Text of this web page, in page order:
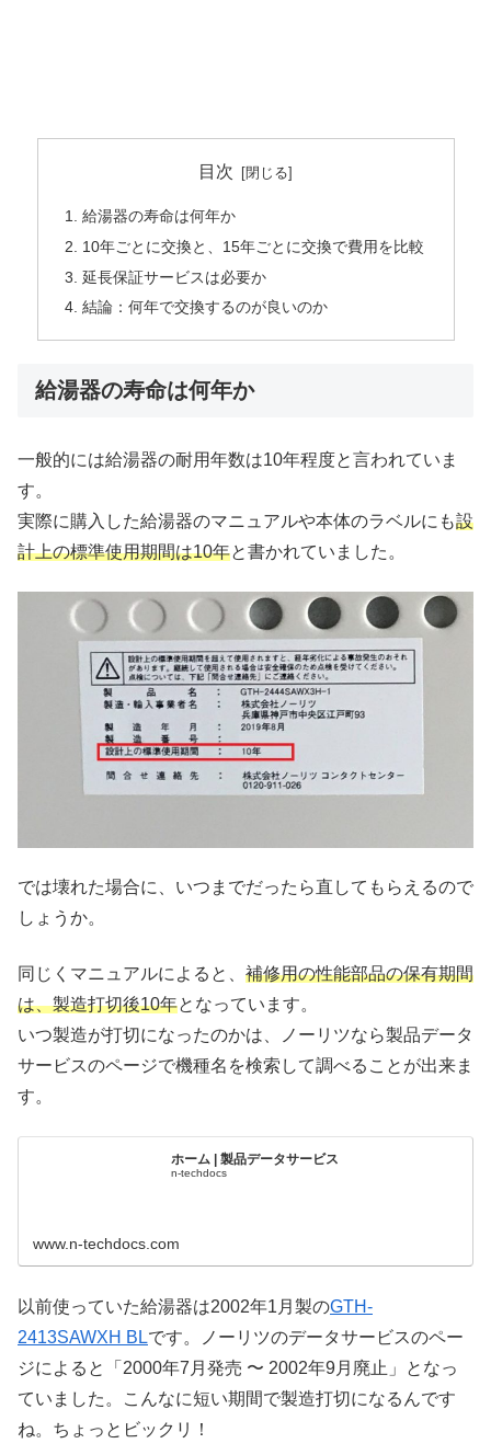
目次
給湯器の寿命は何年か
10年ごとに交換と、15年ごとに交換で費用を比較
延長保証サービスは必要か
結論：何年で交換するのが良いのか
給湯器の寿命は何年か
一般的には給湯器の耐用年数は10年程度と言われていま
す。
実際に購入した給湯器のマニュアルや本体のラベルにも設
計上の標準使用期間は10年と書かれていました。
では壊れた場合に、いつまでだったら直してもらえるので
しょうか。
同じくマニュアルによると、 補修用の性能部品の保有期間
は、製造打切後10年となっています。
いつ製造が打切になったのかは、ノーリツなら製品データ
サービスのページで機種名を検索して調べることが出来ま
す。
ホーム | 製品データサービス
n-techdocs
www.n-techdocs.com
以前使っていた給湯器は2002年1月製のGTH-
2413SAWXH BLです。ノーリツのデータサービスのペー
ジによると「2000年7月発売 〜 2002年9月廃止」となっ
ていました。こんなに短い期間で製造打切になるんです
ね。ちょっとビックリ！